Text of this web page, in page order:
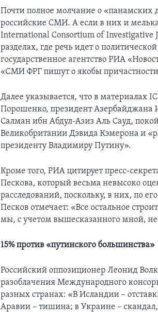
Почти полное молчание о «панамских
российские СМИ. А если в них и
International Consortium of Investigative
разделах, где речь идет о
государственное агентство РИА
«СМИ ФРГ пишут о якобы
Далее указывается, что в материалах
Порошенко, президент Азербайджана
Салман ибн Абдул-Азиз Аль Сауд,
Великобритании Дэвида Кэмерона и
президенту Владимиру Путину».
Кроме того, РИА цитирует пресс-
Пескова, который весьма невысоко
расследований, поскольку, в них, по
Песков отмечает: «Все остальное
мы, с учетом вышесказанного мной,
15% против «путинского большинства»
Российский оппозиционер Леонид
разоблачения Международного
разных странах: «В Исландии –
Аравии – тишина; в Украине –